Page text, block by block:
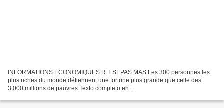
INFORMATIONS ECONOMIQUES R T SEPAS MAS Les 300 personnes les
plus riches du monde détiennent une fortune plus grande que celle des
3.000 millions de pauvres Texto completo en:
pobres-crisis...